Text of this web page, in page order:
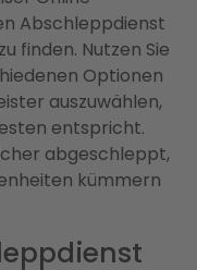
Abschleppdienst
finden. Nutzen Sie
Optionen
auszuwählen,
entspricht.
abgeschleppt,
kümmern